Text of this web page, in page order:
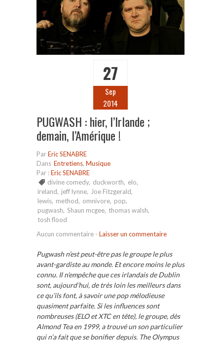
27
Sep
2014
PUGWASH : hier, l’Irlande ;
demain, l’Amérique !
ParEric SENABRE
Dans Entretiens, Musique
Par :Eric SENABRE
divine comedy, duckworth, elo,
ireland, jeff lynne, Joe Fitzgerald,
lewis, method, omnivore, pop,
pugwash, Shaun mcgee, thomas walsh,
tosh flood
Aucun commentaire - Laisser un commentaire
Pugwash n’est peut-être pas le groupe le plus
avant-gardiste au monde. Et encore moins le plus
connu. Il n’empêche que ces irlandais de Dublin
sont, aujourd’hui, de très loin les meilleurs dans
ce qu’ils font, à savoir une pop mélodieuse
quasiment parfaite. Si les influences sont
nombreuses (ELO et XTC en tête), le groupe, dès
Almond Tea en 1999, a trouvé un son particulier
qui n’a fait que se bonifier depuis. The Olympus